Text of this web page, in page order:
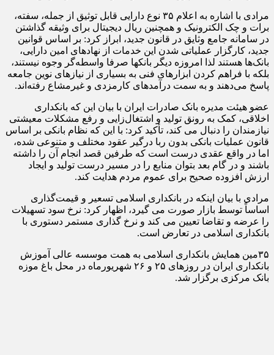
مرادی با اشاره به اعلام ۳۵ نوع دارایی قابل توثیق از جمله، سفته،
برات و چک الکترونیک و همچنین ریال دیجیتال برای وثیقه‌ گذاشتن
در سامانه جامع وثایق در قانون جدید، ابراز کرد: بر اساس قوانین
جدید، کارگزار عملیاتی شدن این خدمات از نهادهای امین دارایی،
بانک‌ها هستند لذا امروزه دیگر بانکها صرفا واسطه‌گر وجوه نیستند،
بلکه با فراهم کردن ابزارهای فنی به بسیاری از نیازهای نوین جامعه
پاسخ می‌دهند و به سمت درآمدهای کارمزدی و غیرمشاع رفته‌اند.
عضو هیئت‌ مدیره بانک صادرات ایران با بیان این که بانکداری
اخلاقی، کمک به رونق تولید و اشتغال‌زایی و رفع مشکلات معیشتی
نیازمندان را دنبال می کند، تأکید کرد: با این که نظام بانکی بر اساس
قانون عملیات بانکی بدون ربا درگیر عقود مختلف و متنوعی شده،
اما در واقع عقدی درست است که طرفین قصد انجام آن را داشته
باشند و در گام بعد بتوان منابع را در مسیر درست تولید و ایجاد
ارزش افزوده صحیح برای عموم مردم هدایت کند.
مرادی با بیان اینکه در بانکداری اسلامی تسعیر و قیمت‌گذاری
اساساً توسط بازار صورت می گیرد، اظهار کرد: نرخ سود تسهیلات
را عرضه و تقاضا تعیین می کند و نرخ گذاری مستمر دستوری با
بانکداری اسلامی در تعارض است.
۳۵مین همایش بانکداری اسلامی به همت موسسه عالی آموزش
بانکداری ایران در روزهای ۲۵ و ۲۶ شهریورماه در محل باغ موزه
بانک مرکزی برگزار شد.